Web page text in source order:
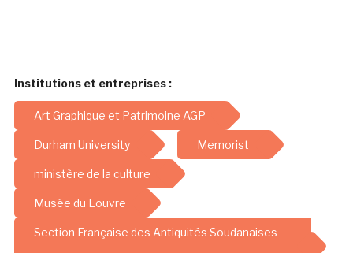
Institutions et entreprises :
Art Graphique et Patrimoine AGP
Durham University Memorist
ministère de la culture
Musée du Louvre
Section Française des Antiquités Soudanaises